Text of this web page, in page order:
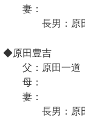
妻：
長男：原田
◆原田豊吉
父：原田一道
母：
妻：
長男：原田